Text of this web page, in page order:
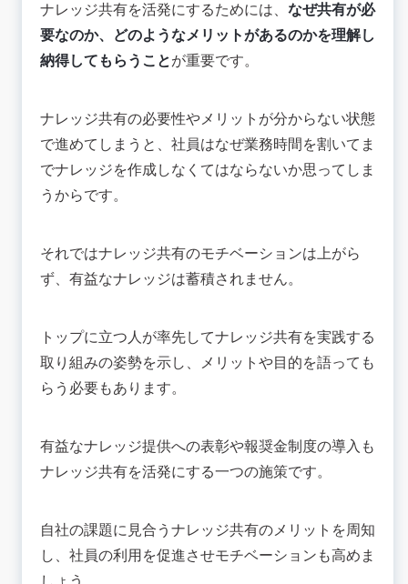
ナレッジ共有を活発にするためには、 なぜ共有が必
要なのか、どのようなメリットがあるのかを理解し
納得してもらうことが重要です。
ナレッジ共有の必要性やメリットが分からない状態
で進めてしまうと、社員はなぜ業務時間を割いてま
でナレッジを作成しなくてはならないか思ってしま
うからです。
それではナレッジ共有のモチベーションは上がら
ず、有益なナレッジは蓄積されません。
トップに立つ人が率先してナレッジ共有を実践する
取り組みの姿勢を示し、メリットや目的を語っても
らう必要もあります。
有益なナレッジ提供への表彰や報奨金制度の導入も
ナレッジ共有を活発にする一つの施策です。
自社の課題に見合うナレッジ共有のメリットを周知
し、社員の利用を促進させモチベーションも高めま